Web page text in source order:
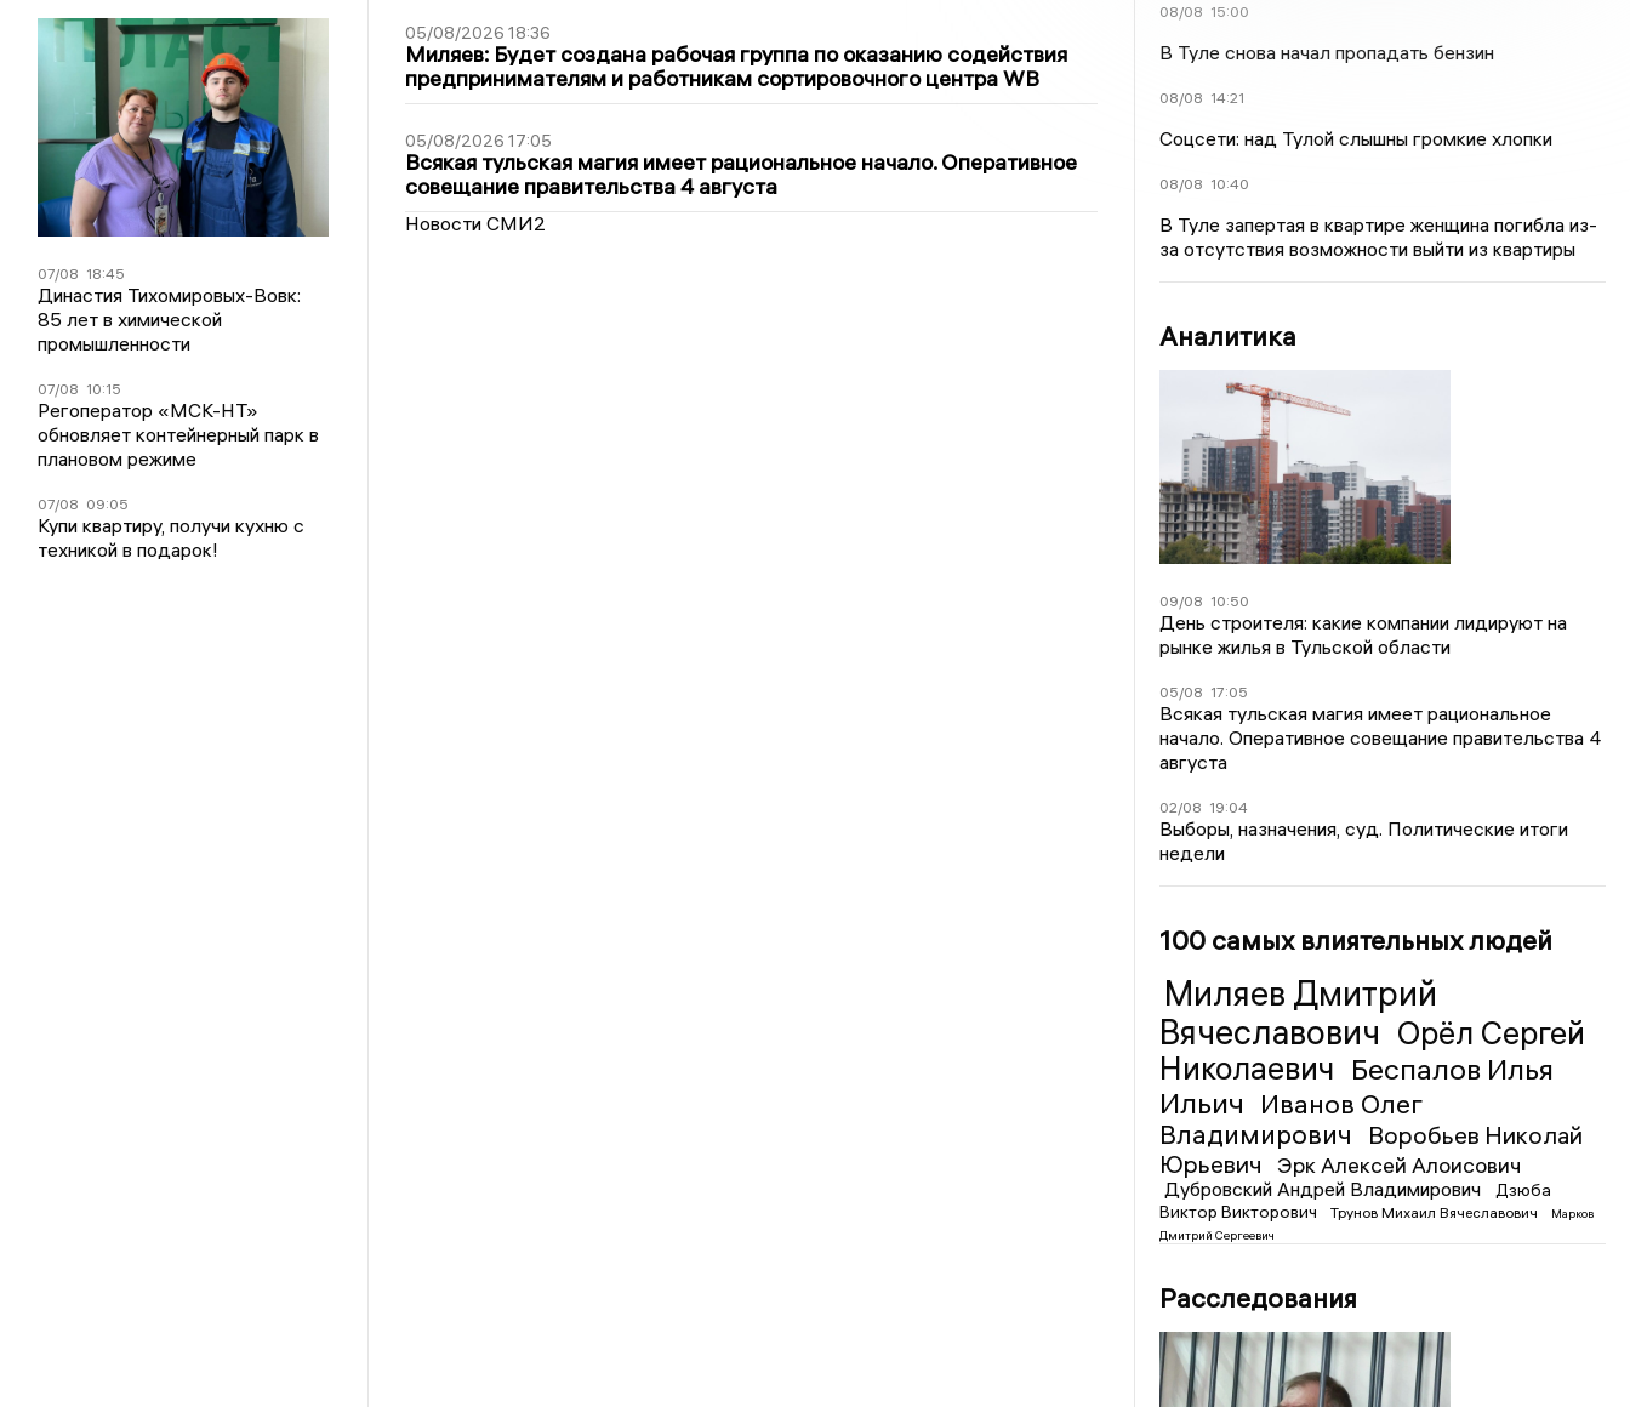
07/08 18:45
Династия Тихомировых-Вовк:
85 лет в химической
промышленности
07/08 10:15
Регоператор «МСК-НТ»
обновляет контейнерный парк в
плановом режиме
07/08 09:05
Купи квартиру, получи кухню с
техникой в подарок!
05/08/2026 18:36
Миляев: Будет создана рабочая группа по оказанию содействия
предпринимателям и работникам сортировочного центра WB
05/08/2026 17:05
Всякая тульская магия имеет рациональное начало. Оперативное
совещание правительства 4 августа
Новости СМИ2
08/08 15:00
В Туле снова начал пропадать бензин
08/08 14:21
Соцсети: над Тулой слышны громкие хлопки
08/08 10:40
В Туле запертая в квартире женщина погибла из-
за отсутствия возможности выйти из квартиры
Аналитика
09/08 10:50
День строителя: какие компании лидируют на
рынке жилья в Тульской области
05/08 17:05
Всякая тульская магия имеет рациональное
начало. Оперативное совещание правительства 4
августа
02/08 19:04
Выборы, назначения, суд. Политические итоги
недели
100 самых влиятельных людей
Миляев Дмитрий
Вячеславович Орёл Сергей
Николаевич Беспалов Илья
Ильич
Иванов Олег
Владимирович
Воробьев Николай
Юрьевич
Эрк Алексей Алоисович
Дубровский Андрей Владимирович
Дзюба
Виктор Викторович
Трунов Михаил Вячеславович
Марков
Дмитрий Сергеевич
Расследования